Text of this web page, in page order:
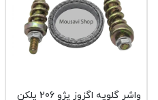
واشر گلویه اگزوز پژو 206 یلکن